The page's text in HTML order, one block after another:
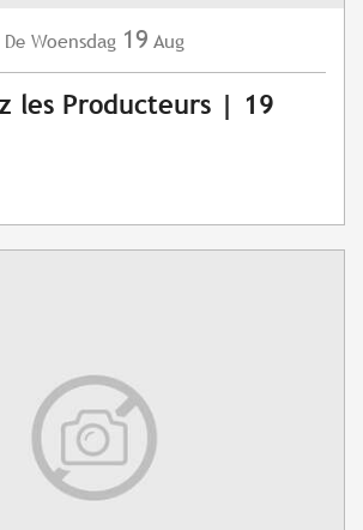
De Woensdag 19 Aug
les Producteurs | 19